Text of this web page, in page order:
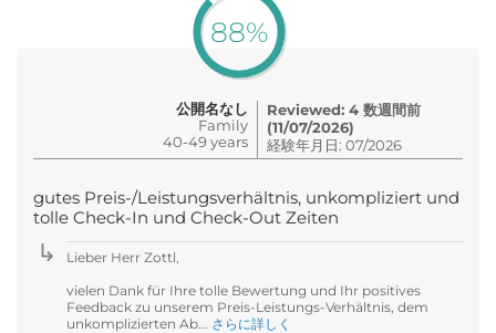
88%
公開名なし
Family
40-49 years
Reviewed: 4 数週間前
(11/07/2026)
経験年月日: 07/2026
gutes Preis-/Leistungsverhältnis, unkompliziert und
tolle Check-In und Check-Out Zeiten
Lieber Herr Zottl,
vielen Dank für Ihre tolle Bewertung und Ihr positives
Feedback zu unserem Preis-Leistungs-Verhältnis, dem
unkomplizierten Ab... さらに詳しく